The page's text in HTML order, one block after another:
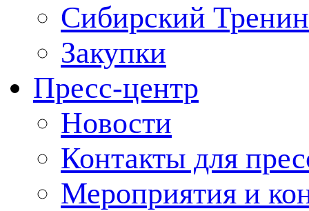
Сибирский
Закупки
Пресс-центр
Новости
Контакты для
Мероприятия и